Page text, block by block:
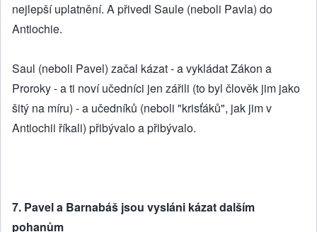
nejlepší uplatnění. A přivedl Saule (neboli Pavla) do
Antiochie.
Saul (neboli Pavel) začal kázat - a vykládat Zákon a
Proroky - a ti noví učedníci jen zářili (to byl člověk jim jako
šitý na míru) - a učedníků (neboli "krisťáků", jak jim v
Antiochii říkali) přibývalo a přibývalo.
7. Pavel a Barnabáš jsou vysláni kázat dalším
pohanům